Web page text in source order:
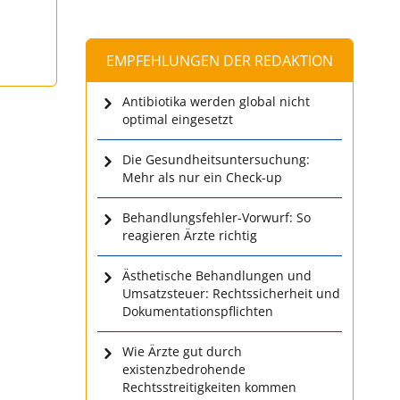
EMPFEHLUNGEN DER REDAKTION
Antibiotika werden global nicht
optimal eingesetzt
Die Gesundheitsuntersuchung:
Mehr als nur ein Check-up
Behandlungsfehler-Vorwurf: So
reagieren Ärzte richtig
Ästhetische Behandlungen und
Umsatzsteuer: Rechtssicherheit und
Dokumentationspflichten
Wie Ärzte gut durch
existenzbedrohende
Rechtsstreitigkeiten kommen